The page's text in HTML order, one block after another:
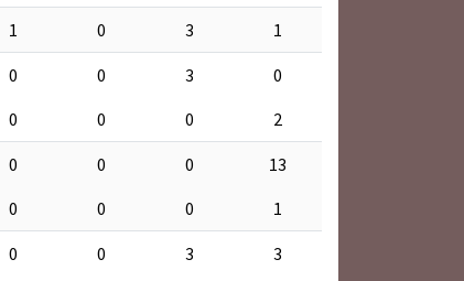
1 0 3 1
0 0 3
0
0 0 0 2
0 0 0
13
0 0 0 1
0 0 3
3